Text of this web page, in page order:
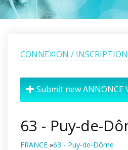
CONNEXION / INSCRIPTION
Submit new ANNONCE
63 - Puy-de-
FRANCE »63 - Puy-de-Dôme